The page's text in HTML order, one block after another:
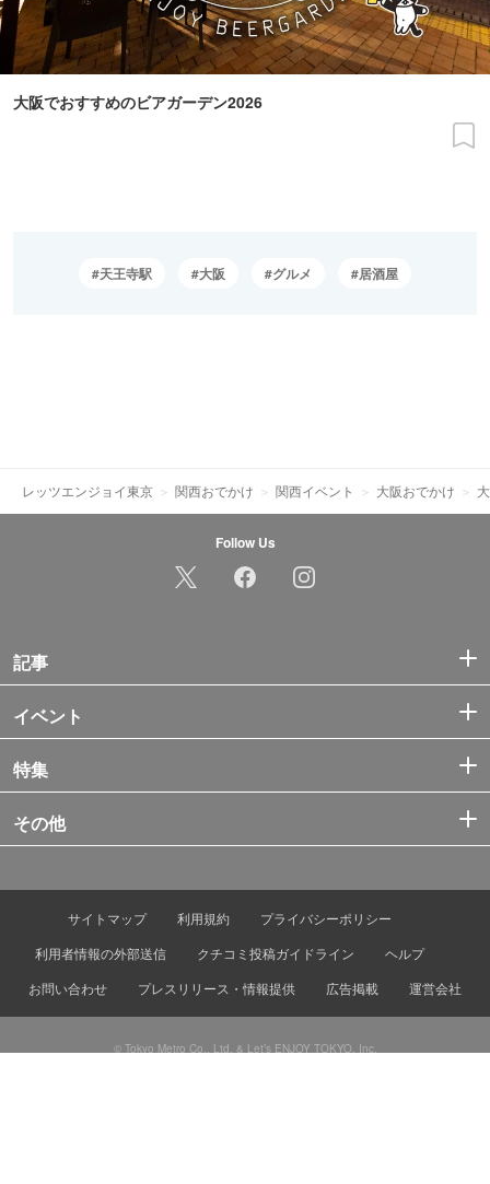
大阪でおすすめのビアガーデン2026
天王寺駅 大阪 グルメ 居酒屋
レッツエンジョイ東京 関西おでかけ 関西イベント 大阪おでかけ
Follow Us
記事
イベント
特集
その他
サイトマップ 利用規約
プライバシーポリシー
利用者情報の外部送信
クチコミ投稿ガイドライン
ヘルプ
お問い合わせ
プレスリリース・情報提供 広告掲載 運営会社
© Tokyo Metro Co., Ltd. & Let’s ENJOY TOKYO, Inc.